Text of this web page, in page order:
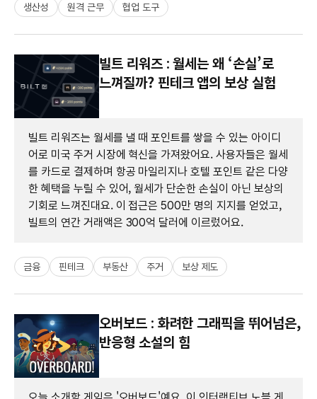
생산성 원격 근무 협업 도구
빌트 리워즈 : 월세는 왜 ‘손실’로
느껴질까? 핀테크 앱의 보상 실험
빌트 리워즈는 월세를 낼 때 포인트를 쌓을 수 있는 아이디
어로 미국 주거 시장에 혁신을 가져왔어요. 사용자들은 월세
를 카드로 결제하며 항공 마일리지나 호텔 포인트 같은 다양
한 혜택을 누릴 수 있어, 월세가 단순한 손실이 아닌 보상의
기회로 느껴진대요. 이 접근은 500만 명의 지지를 얻었고,
빌트의 연간 거래액은 300억 달러에 이르렀어요.
금융 핀테크 부동산 주거 보상 제도
오버보드 : 화려한 그래픽을 뛰어넘은,
반응형 소설의 힘